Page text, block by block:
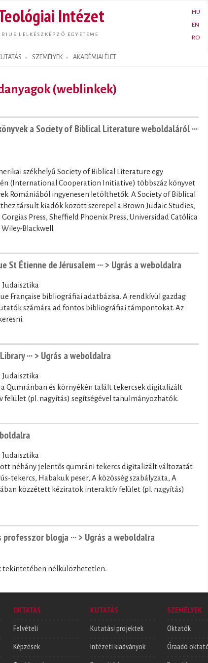
tartalomra
Intézet
LELKÉSZKÉPZŐ EGYETEME
HU
EN
RO
SZEMÉLYEK AKADÉMIAI ÉLET
(weblinkek)
a Society of Biblical Literature weboldaláról ···
székhelyű Society of Biblical Literature egy
(International Cooperation Initiative) többszáz könyvet
Romániából ingyenesen letölthetők. A Society of Biblical
társult kiadók között szerepel a Brown Judaic Studies,
Press, Sheffield Phoenix Press, Universidad Católica
Blackwell.
Étienne de Jérusalem ··· > Ugrás a weboldalra
Judaisztika
Française bibliográfiai adatbázisa. A rendkívül gazdag
számára ad fontos bibliográfiai támpontokat. Az
··· > Ugrás a weboldalra
Judaisztika
Qumránban és környékén talált tekercsek digitalizált
(pl. nagyítás) segítségével tanulmányozhatók.
Judaisztika
néhány jelentős qumráni tekercs digitalizált változatát
tekercs, Habakuk peser, A közösség szabályzata, A
közzétett kéziratok interaktív felület (pl. nagyítás)
blogja ···> Ugrás a weboldalra
tekintetében nélkülözhetetlen.
OKTATÁS
Felvételi
Képzések
KUTATÁS
Kutatási projektek
Intézeti kiadványok
SZEMÉLYEK
Oktatók
Óraadó